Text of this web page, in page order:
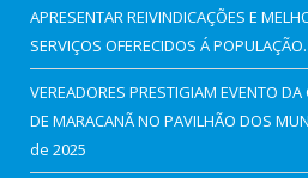
APRESENTAR REIVINDICAÇÕES E
SERVIÇOS OFERECIDOS Á POPULAÇÃO.
VEREADORES PRESTIGIAM EVENTO
DE MARACANÃ NO PAVILHÃO DOS
de 2025